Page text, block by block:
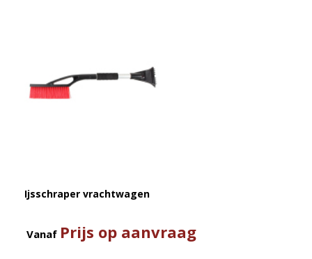
Ijsschraper vrachtwagen
Vanaf Prijs op aanvraag